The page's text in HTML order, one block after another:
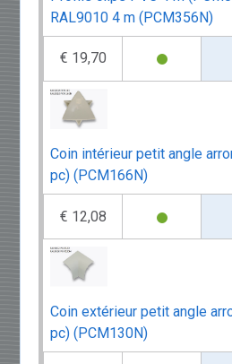
RAL9010 4 m (PCM356N)
€ 19,70
Coin intérieur petit angle
pc) (PCM166N)
€ 12,08
Coin extérieur petit angle
pc) (PCM130N)